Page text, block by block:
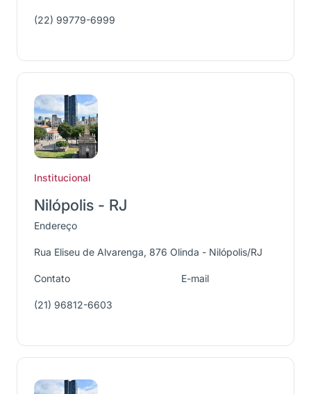
(22) 99779-6999
Institucional
Nilópolis - RJ
Endereço
Rua Eliseu de Alvarenga, 876 Olinda - Nilópolis/RJ
Contato
(21) 96812-6603
E-mail